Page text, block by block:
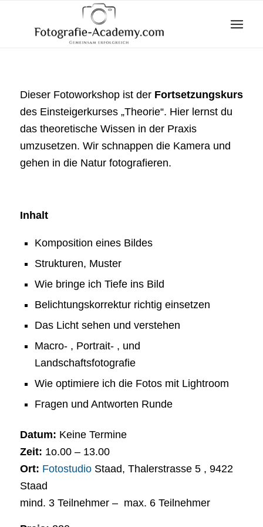
Dieser Fotoworkshop ist der Fortsetzungskurs
des Einsteigerkurses „Theorie“. Hier lernst du
das theoretische Wissen in der Praxis
umzusetzen. Wir schnappen die Kamera und
gehen in die Natur fotografieren.
Inhalt
Komposition eines Bildes
Strukturen, Muster
Wie bringe ich Tiefe ins Bild
Belichtungskorrektur richtig einsetzen
Das Licht sehen und verstehen
Macro- , Portrait- , und
Landschaftsfotografie
Wie optimiere ich die Fotos mit Lightroom
Fragen und Antworten Runde
Datum: Keine Termine
Zeit: 1o.00 – 13.00
Ort: Fotostudio Staad, Thalerstrasse 5 , 9422
Staad
mind. 3 Teilnehmer – max. 6 Teilnehmer